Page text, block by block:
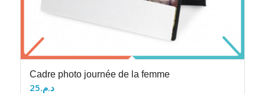
Cadre photo journée de la femme
د.م.25